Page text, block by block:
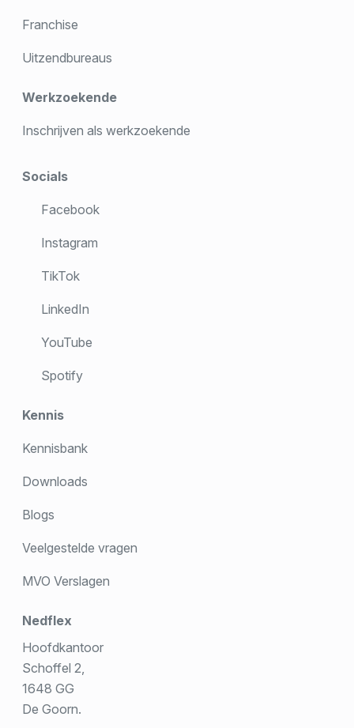
Franchise
Uitzendbureaus
Werkzoekende
Inschrijven als werkzoekende
Socials
Facebook
Instagram
TikTok
LinkedIn
YouTube
Spotify
Kennis
Kennisbank
Downloads
Blogs
Veelgestelde vragen
MVO Verslagen
Nedflex
Hoofdkantoor
Schoffel 2,
1648 GG
De Goorn.